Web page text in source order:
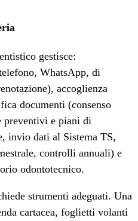
gestisce:
WhatsApp, di
accoglienza
documenti (consenso
preventivi e piani di
invio dati al Sistema TS,
controlli annuali) e
odontotecnico.
strumenti adeguati. Una
cartacea, foglietti volanti